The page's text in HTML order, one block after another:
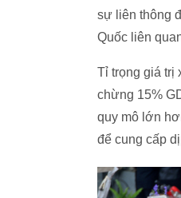
sự liên thông
Quốc liên
Tỉ trọng giá trị
chừng 15%
quy mô lớn
để cung cấp